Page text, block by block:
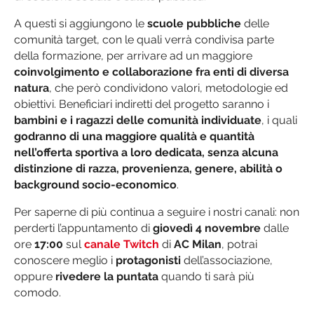
A questi si aggiungono le scuole pubbliche delle
comunità target, con le quali verrà condivisa parte
della formazione, per arrivare ad un maggiore
coinvolgimento e collaborazione fra enti di diversa
natura, che però condividono valori, metodologie ed
obiettivi. Beneficiari indiretti del progetto saranno i
bambini e i ragazzi delle comunità individuate, i quali
godranno di una maggiore qualità e quantità
nell’offerta sportiva a loro dedicata, senza alcuna
distinzione di razza, provenienza, genere, abilità o
background socio-economico.
Per saperne di più continua a seguire i nostri canali: non
perderti l’appuntamento di giovedì 4 novembre dalle
ore 17:00 sulcanale Twitch di AC Milan, potrai
conoscere meglio i protagonisti dell’associazione,
oppure rivedere la puntata quando ti sarà più
comodo.